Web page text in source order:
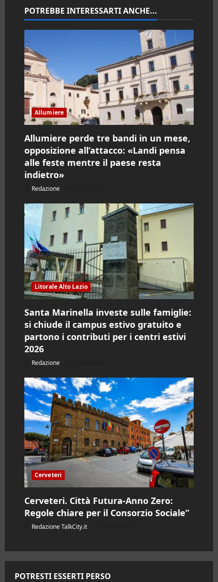
e
a
r
t
i
c
o
l
o
POTREBBE INTERESSARTI ANCHE...
Allumiere
Allumiere perde tre bandi in un mese,
opposizione all’attacco: «Landi pensa
alle feste mentre il paese resta
indietro»
Redazione
Litorale Alto Lazio
Santa Marinella investe sulle famiglie:
si chiude il campus estivo gratuito e
partono i contributi per i centri estivi
2026
Redazione
Cerveteri
Cerveteri. Città Futura-Anno Zero:
Regole chiare per il Consorzio Sociale”
Redazione TalkCity.it
POTRESTI ESSERTI PERSO